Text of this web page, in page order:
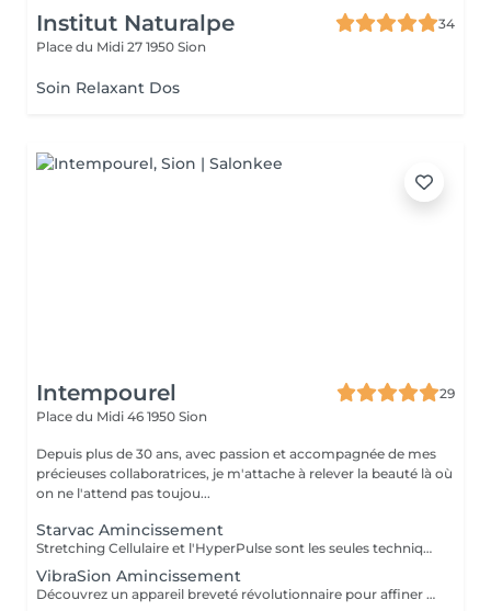
Institut Naturalpe
34
Place du Midi 27 1950 Sion
Soin Relaxant Dos
Intempourel
29
Place du Midi 46 1950 Sion
Depuis plus de 30 ans, avec passion et accompagnée de mes
précieuses collaboratrices, je m'attache à relever la beauté là où
on ne l'attend pas toujou...
Starvac Amincissement
Stretching Cellulaire et l'HyperPulse sont les seules techniques permettant de travailler un double pli de peau tissulaire pour une action superficielle et profonde. Cette nouvelle combinaison permet de travailler sur les cellules graisseuses (adipocyte), les cellules jeunesses (fibroblaste) et les fibres de structure (élastine et collagène). Cure conseillée : 2x par semaine minimum (au mieux 3) les premiers résultats seront visibles après la 6 ième séance environ. Ce soin peut être associé avec des séances de MRM Vibrasion
VibraSion Amincissement
Découvrez un appareil breveté révolutionnaire pour affiner et lisser votre silhouette. Grâce à un mouvement ondulatoire unique, cet appareil innovant stimule naturellement le retour veineux et lymphatique, non invasif et sans effort de votre part. Particulièrement efficace sur le haut du corps ventre, poitrine, bras il permet une activation musculaire douce et profonde, sans recours à des stimulations inconfortables. Au contraire, chaque séance offre une véritable expérience de détente et de relaxation profonde. Le massage se fait de l'intérieur vers l'extérieur, en respectant le rythme naturel du corps. Ce procédé agit en synergie avec votre propre capacité d'auto-régulation : c'est votre corps lui-même qui retrouve son équilibre, réactive ses fonctions essentielles, et fonctionne à nouveau à son plein potentiel. Ce soin peut être combiné avec le palper rouler starvac. Conseillé en cure minimum 2x par semaine (11seances) Pour tout comprendre 1. Amélioration du drainage lymphatique Le système lymphatique aide à éliminer les déchets, les toxines et l'excès de liquide. Une bonne circulation permet un meilleur drainage, ce qui réduit la rétention d'eau, souvent associée à la cellulite. 2. Oxygénation des tissus Une bonne circulation sanguine apporte plus d'oxygène et de nutriments aux cellules de la peau et des tissus sous-cutanés. Une peau mieux nourrie est plus ferme et plus tonique, ce qui rend la cellulite moins visible. 3. Stimulation du métabolisme local Une bonne circulation stimule le métabolisme des graisses (lipolyse), ce qui peut aider à réduire les cellules graisseuses responsable de l'effet "peau d'orange" 4. Réduction de l'inflammation La mauvaise circulation peut entraîner une inflammation chronique légère, favorisant la fibrose (durcissement des tissus). Une meilleure circulation aide à prévenir ou réduire cette fibrose, rendant la peau plus souple. 5. Prévention de l'accumulation des déchets Une circulation fluide empêche les toxines de s'accumuler dans les tissus, ce qui contribue à garder la peau plus lisse.